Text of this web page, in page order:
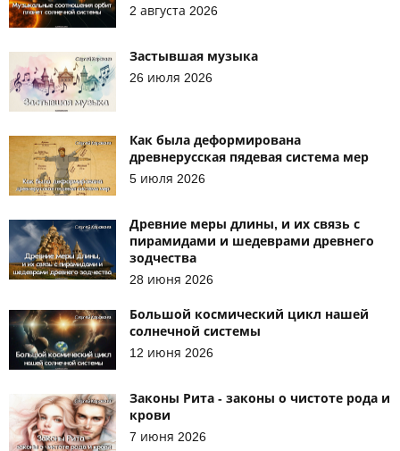
2 августа 2026
Застывшая музыка
26 июля 2026
Как была деформирована
древнерусская пядевая система мер
5 июля 2026
Древние меры длины, и их связь с
пирамидами и шедеврами древнего
зодчества
28 июня 2026
Большой космический цикл нашей
солнечной системы
12 июня 2026
Законы Рита - законы о чистоте рода и
крови
7 июня 2026